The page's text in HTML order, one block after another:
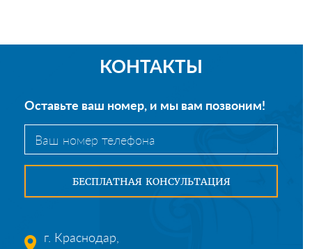
КОНТАКТЫ
Оставьте ваш номер, и мы вам позвоним!
г. Краснодар,